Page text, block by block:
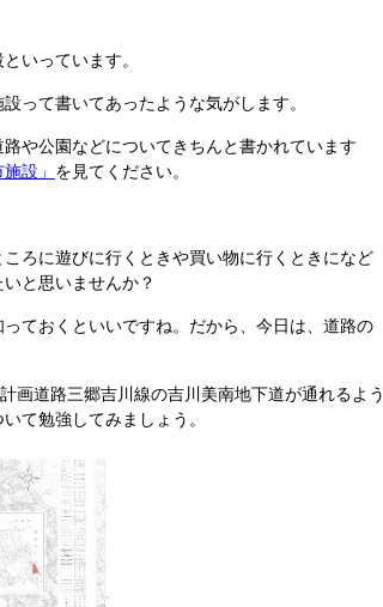
いっています。
って書いてあったような気がします。
や公園などについてきちんと書かれています
設」 を見てください。
ろに遊びに行くときや買い物に行くときになど
と思いませんか？
ておくといいですね。だから、今日は、道路の
画道路三郷吉川線の吉川美南地下道が通れるよう
て勉強してみましょう。